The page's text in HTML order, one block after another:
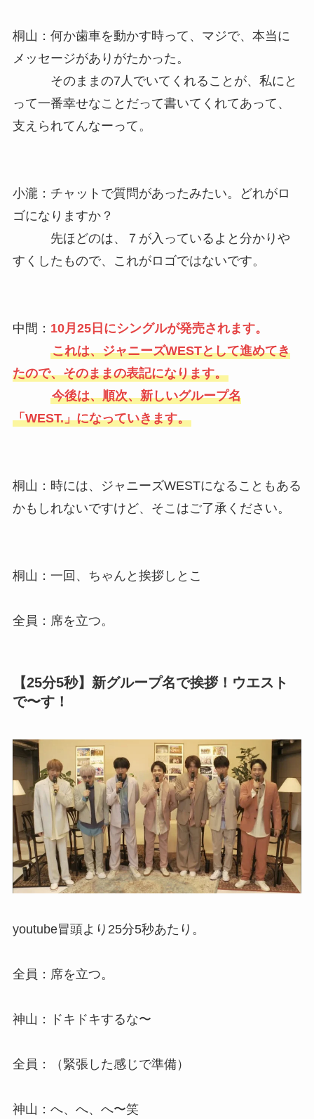
桐山：何か歯車を動かす時って、マジで、本当に
メッセージがありがたかった。
そのままの7人でいてくれることが、私にと
って一番幸せなことだって書いてくれてあって、
支えられてんなーって。
小瀧：チャットで質問があったみたい。どれがロ
ゴになりますか？
先ほどのは、７が入っているよと分かりや
すくしたもので、これがロゴではないです。
中間： 10月25日にシングルが発売されます。
これは、ジャニーズWESTとして進めてき
たので、そのままの表記になります。
今後は、順次、新しいグループ名
「WEST.」になっていきます。
桐山：時には、ジャニーズWESTになることもある
かもしれないですけど、そこはご了承ください。
桐山：一回、ちゃんと挨拶しとこ
全員：席を立つ。
【25分5秒】新グループ名で挨拶！ウエスト
で〜す！
youtube冒頭より25分5秒あたり。
全員：席を立つ。
神山：ドキドキするな〜
全員：（緊張した感じで準備）
神山：へ、へ、へ〜笑